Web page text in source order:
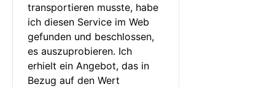
transportieren musste, habe
ich diesen Service im Web
gefunden und beschlossen,
es auszuprobieren. Ich
erhielt ein Angebot, das in
Bezug auf den Wert